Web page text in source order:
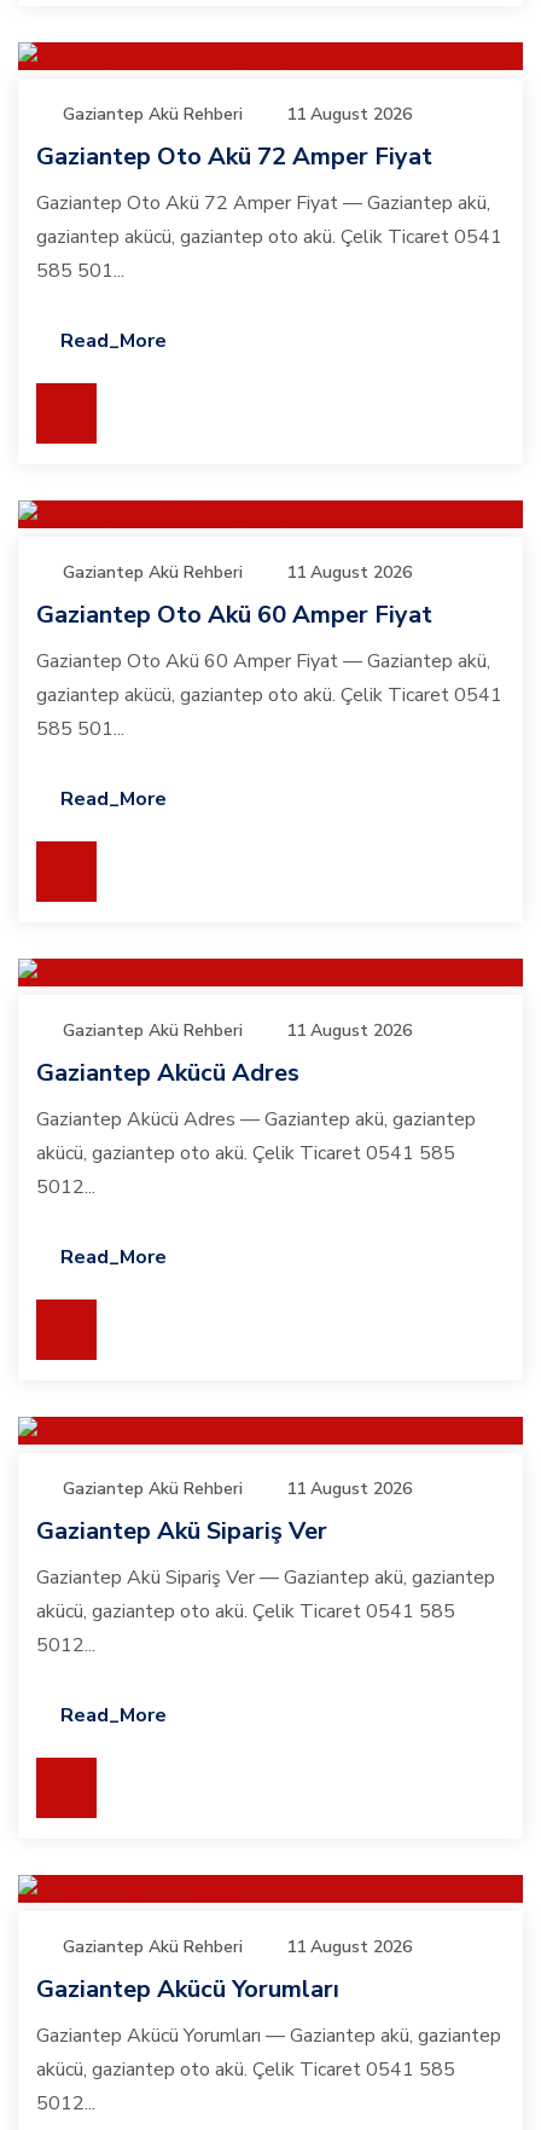
Gaziantep Akü Rehberi 11 August 2026
Gaziantep Oto Akü 72 Amper Fiyat
Gaziantep Oto Akü 72 Amper Fiyat — Gaziantep akü,
gaziantep akücü, gaziantep oto akü. Çelik Ticaret 0541
585 501...
Read_More
Gaziantep Akü Rehberi 11 August 2026
Gaziantep Oto Akü 60 Amper Fiyat
Gaziantep Oto Akü 60 Amper Fiyat — Gaziantep akü,
gaziantep akücü, gaziantep oto akü. Çelik Ticaret 0541
585 501...
Read_More
Gaziantep Akü Rehberi 11 August 2026
Gaziantep Akücü Adres
Gaziantep Akücü Adres — Gaziantep akü, gaziantep
akücü, gaziantep oto akü. Çelik Ticaret 0541 585
5012...
Read_More
Gaziantep Akü Rehberi 11 August 2026
Gaziantep Akü Sipariş Ver
Gaziantep Akü Sipariş Ver — Gaziantep akü, gaziantep
akücü, gaziantep oto akü. Çelik Ticaret 0541 585
5012...
Read_More
Gaziantep Akü Rehberi 11 August 2026
Gaziantep Akücü Yorumları
Gaziantep Akücü Yorumları — Gaziantep akü, gaziantep
akücü, gaziantep oto akü. Çelik Ticaret 0541 585
5012...